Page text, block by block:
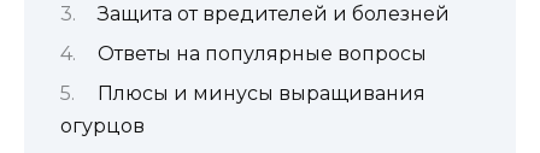
Защита от вредителей и болезней
Ответы на популярные вопросы
Плюсы и минусы выращивания
огурцов